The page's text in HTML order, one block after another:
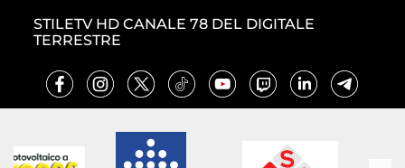
STILETV HD CANALE 78 DEL DIGITALE
TERRESTRE